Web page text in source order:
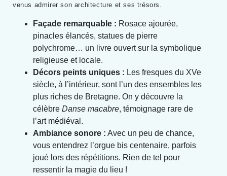
venus admirer son architecture et ses trésors.
Façade remarquable : Rosace ajourée,
pinacles élancés, statues de pierre
polychrome… un livre ouvert sur la symbolique
religieuse et locale.
Décors peints uniques : Les fresques du XVe
siècle, à l’intérieur, sont l’un des ensembles les
plus riches de Bretagne. On y découvre la
célèbre Danse macabre, témoignage rare de
l’art médiéval.
Ambiance sonore : Avec un peu de chance,
vous entendrez l’orgue bis centenaire, parfois
joué lors des répétitions. Rien de tel pour
ressentir la magie du lieu !